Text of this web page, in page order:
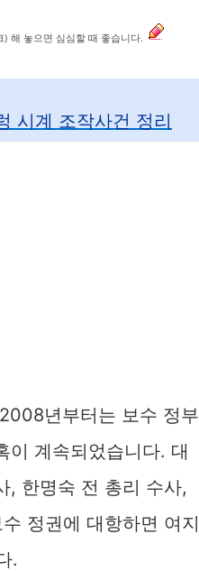
해 놓으면 심심할 때 좋습니다.
시계 조작사건 정리
년부터는 보수 정부
이 계속되었습니다. 대
, 한명숙 전 총리 수사,
정권에 대항하면 여지
.